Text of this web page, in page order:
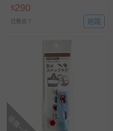
$290
已售出 7 追蹤